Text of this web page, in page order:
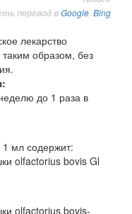
перевод вGoogle Bing
лекарство
образом, без
до 1 раза в
мл содержит:
olfactorius bovis Gl
olfactorius bovis-